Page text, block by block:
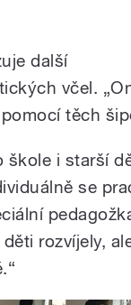
další
včel.
těch
škole i starší
se
rozvíjely,
“